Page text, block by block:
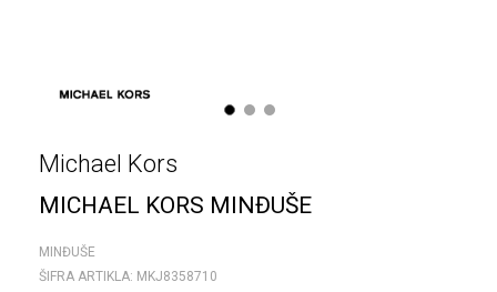
1 2 3
Michael Kors
MICHAEL KORS MINĐUŠE
MINĐUŠE
ŠIFRA ARTIKLA: MKJ8358710